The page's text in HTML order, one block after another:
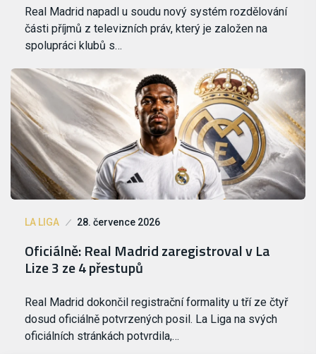
Real Madrid napadl u soudu nový systém rozdělování
části příjmů z televizních práv, který je založen na
spolupráci klubů s…
LA LIGA 28. července 2026
Oficiálně: Real Madrid zaregistroval v La
Lize 3 ze 4 přestupů
Real Madrid dokončil registrační formality u tří ze čtyř
dosud oficiálně potvrzených posil. La Liga na svých
oficiálních stránkách potvrdila,…